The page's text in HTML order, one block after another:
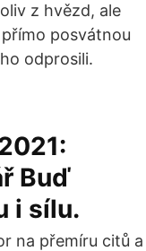
z hvězd, ale
posvátnou
odprosili.
Buď
i sílu.
na přemíru citů a